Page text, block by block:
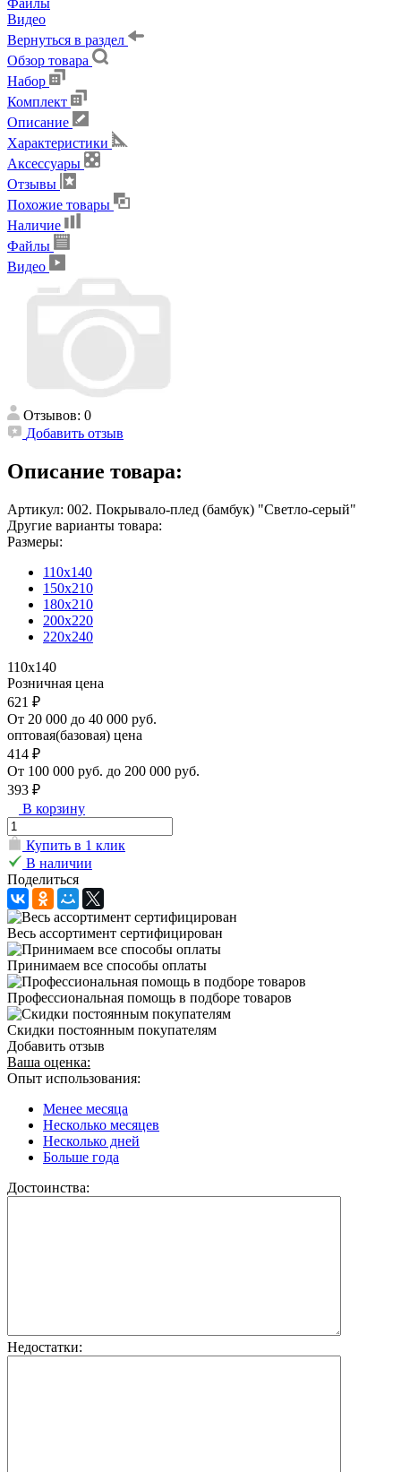
Видео
Вернуться в раздел
Обзор товара
Набор
Комплект
Описание
Характеристики
Аксессуары
Отзывы
Похожие товары
Наличие
Файлы
Видео
Отзывов: 0
Добавить отзыв
Описание товара:
Артикул: 002. Покрывало-плед (бамбук) "Светло-серый"
Другие варианты товара:
Размеры:
110х140
150х210
180х210
200х220
220х240
110х140
Розничная цена
621 ₽
От 20 000 до 40 000 руб.
оптовая(базовая) цена
414 ₽
От 100 000 руб. до 200 000 руб.
393 ₽
В корзину
Купить в 1 клик
В наличии
Поделиться
Весь ассортимент сертифицирован
Принимаем все способы оплаты
Профессиональная помощь в подборе товаров
Скидки постоянным покупателям
Добавить отзыв
Ваша оценка:
Опыт использования:
Менее месяца
Несколько месяцев
Несколько дней
Больше года
Достоинства:
Недостатки: